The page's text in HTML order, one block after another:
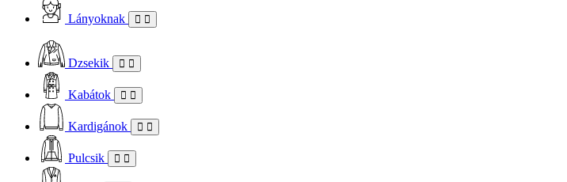
Lányoknak
Dzsekik
Kabátok
Kardigánok
Pulcsik